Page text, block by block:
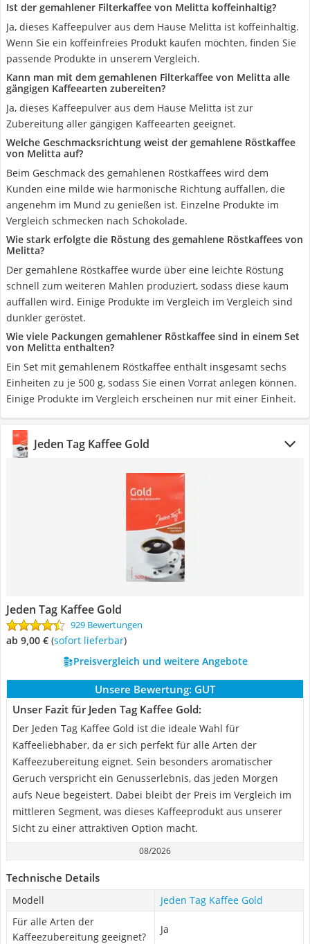
Ist der gemahlener Filterkaffee von Melitta koffeinhaltig?
Ja, dieses Kaffeepulver aus dem Hause Melitta ist koffeinhaltig.
Wenn Sie ein koffeinfreies Produkt kaufen möchten, finden Sie
passende Produkte in unserem Vergleich.
Kann man mit dem gemahlenen Filterkaffee von Melitta alle
gängigen Kaffeearten zubereiten?
Ja, dieses Kaffeepulver aus dem Hause Melitta ist zur
Zubereitung aller gängigen Kaffeearten geeignet.
Welche Geschmacksrichtung weist der gemahlene Röstkaffee
von Melitta auf?
Beim Geschmack des gemahlenen Röstkaffees wird dem
Kunden eine milde wie harmonische Richtung auffallen, die
angenehm im Mund zu genießen ist. Einzelne Produkte im
Vergleich schmecken nach Schokolade.
Wie stark erfolgte die Röstung des gemahlene Röstkaffees von
Melitta?
Der gemahlene Röstkaffee wurde über eine leichte Röstung
schnell zum weiteren Mahlen produziert, sodass diese kaum
auffallen wird. Einige Produkte im Vergleich im Vergleich sind
dunkler geröstet.
Wie viele Packungen gemahlener Röstkaffee sind in einem Set
von Melitta enthalten?
Ein Set mit gemahlenem Röstkaffee enthält insgesamt sechs
Einheiten zu je 500 g, sodass Sie einen Vorrat anlegen können.
Einige Produkte im Vergleich erscheinen nur mit einer Einheit.
Jeden Tag Kaffee Gold
Jeden Tag Kaffee Gold
929 Bewertungen
ab 9,00 € ( Sofort lieferbar)
Preisvergleich und weitere Angebote
Unsere Bewertung: GUT
Unser Fazit für Jeden Tag Kaffee Gold:
Der Jeden Tag Kaffee Gold ist die ideale Wahl für
Kaffeeliebhaber, da er sich perfekt für alle Arten der
Kaffeezubereitung eignet. Sein besonders aromatischer
Geruch verspricht ein Genusserlebnis, das jeden Morgen
aufs Neue begeistert. Dabei bleibt der Preis im Vergleich im
mittleren Segment, was dieses Kaffeeprodukt aus unserer
Sicht zu einer attraktiven Option macht.
08/2026
Technische Details
Modell
Jeden Tag Kaffee Gold
Für alle Arten der
Kaffeezubereitung geeignet?
Ja